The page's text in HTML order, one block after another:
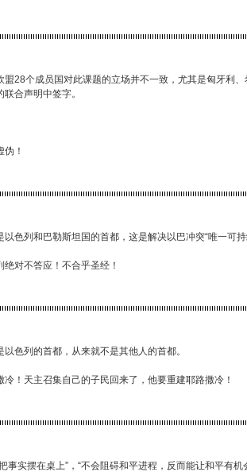
盟28个成员国对此课题的立场并不一致，尤其是匈牙利
合声明中签字。
！
以色列和巴勒斯坦国的首都，这是解决以巴冲突“唯一可
对不答应！不合乎圣经！
色列的首都，从来就不是其他人的首都。
冷！天主召集自己的子民回来了，他要重建耶路撒冷！
事实摆在桌上”，“不会阻碍和平进程，反而能让和平有